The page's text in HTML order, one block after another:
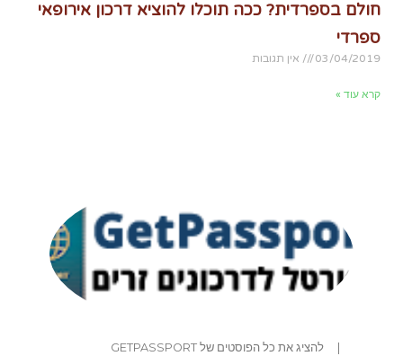
חולם בספרדית? ככה תוכלו להוציא דרכון אירופאי
ספרדי
03/04/2019 אין תגובות
קרא עוד »
להציג את כל הפוסטים של GETPASSPORT